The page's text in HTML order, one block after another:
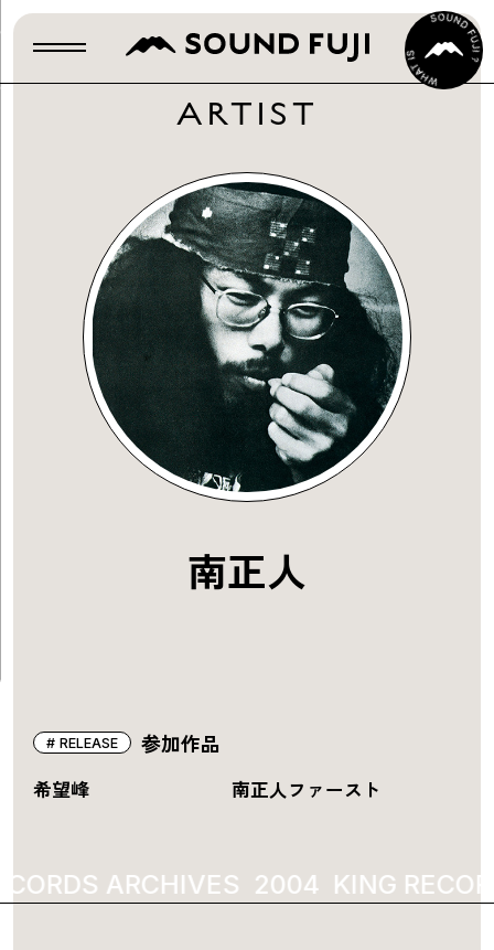
ARTIST
南正人
参加作品
RELEASE
希望峰 南正人ファースト
ARCHIVES 2004 KING